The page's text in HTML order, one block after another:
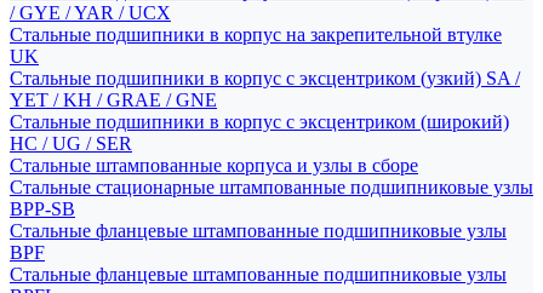
/ GYE / YAR / UCX
Стальные подшипники в корпус на закрепительной втулке
UK
Стальные подшипники в корпус с эксцентриком (узкий) SA /
YET / KH / GRAE / GNE
Стальные подшипники в корпус с эксцентриком (широкий)
HC / UG / SER
Стальные штампованные корпуса и узлы в сборе
Стальные стационарные штампованные подшипниковые узлы
BPP-SB
Стальные фланцевые штампованные подшипниковые узлы
BPF
Стальные фланцевые штампованные подшипниковые узлы